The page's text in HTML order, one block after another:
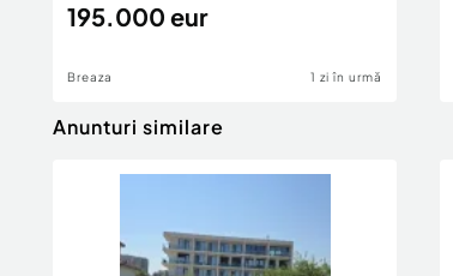
195.000 eur
Breaza 1 zi în urmă
Anunturi similare